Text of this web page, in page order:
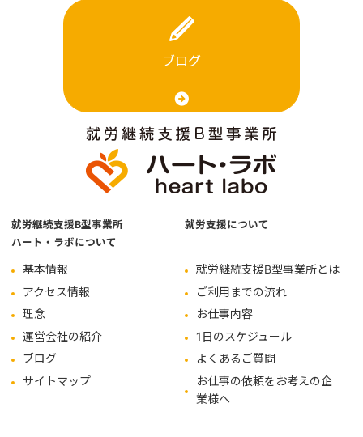
ブログ
就労継続支援B型事業所
ハート・ラボについて
基本情報
アクセス情報
理念
運営会社の紹介
ブログ
サイトマップ
就労支援について
就労継続支援B型事業所とは
ご利用までの流れ
お仕事内容
1日のスケジュール
よくあるご質問
お仕事の依頼をお考えの企
業様へ